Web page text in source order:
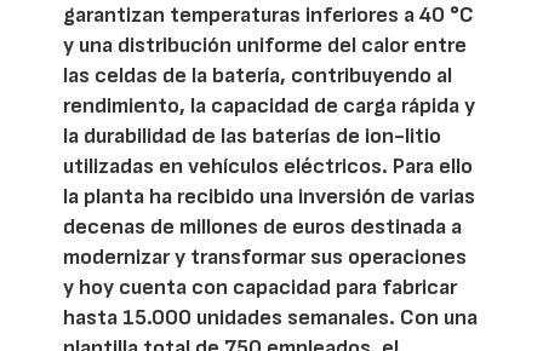
garantizan temperaturas inferiores a 40 °C
y una distribución uniforme del calor entre
las celdas de la batería, contribuyendo al
rendimiento, la capacidad de carga rápida y
la durabilidad de las baterías de ion-litio
utilizadas en vehículos eléctricos. Para ello
la planta ha recibido una inversión de varias
decenas de millones de euros destinada a
modernizar y transformar sus operaciones
y hoy cuenta con capacidad para fabricar
hasta 15.000 unidades semanales. Con una